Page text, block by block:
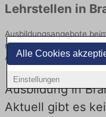
Alle Cookies
Einstellungen
Lehrstellen in
Ausbildungsangebote
namhaften Firmen.
Arbeitgebern und
Ausbildung in
Aktuell gibt es